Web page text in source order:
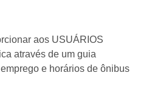
aos USUÁRIOS
através de um guia
e horários de ônibus